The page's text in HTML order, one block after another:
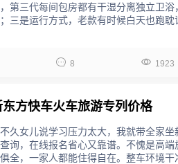
第三代每间包房都有干湿分离独立卫
三是运行方式，老款有时候白天也跑
 8  1923
东方快车火车旅游专列价格
久女儿说学习压力太大，我就带全家
询，在线报名省心又靠谱。不愧是高
全，一家人都能住得自在。整车环境